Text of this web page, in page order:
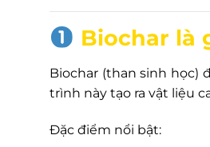
Biochar là
Biochar (than sinh học)
trình này tạo ra vật liệu
Đặc điểm nổi bật: